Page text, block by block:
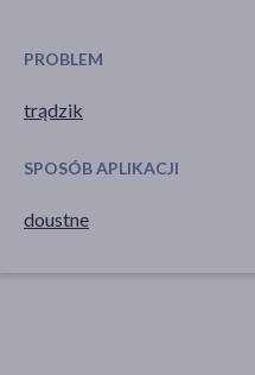
PROBLEM
trądzik
SPOSÓB APLIKACJI
doustne